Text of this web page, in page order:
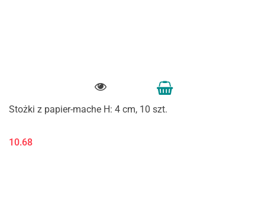
Stożki z papier-mache H: 4 cm, 10 szt.
10.68